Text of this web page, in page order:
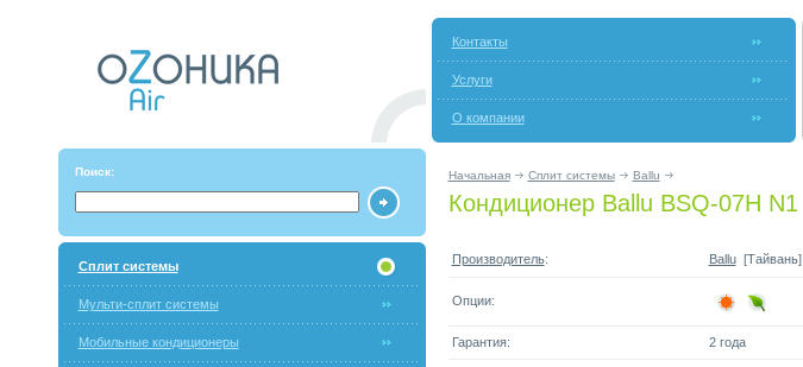
Контакты
Услуги
О компании
Поиск: Начальная Сплит системы Ballu
Кондиционер Ballu BSQ-07H N1
Сплит системы
Мульти-сплит системы
Мобильные кондиционеры
Производитель: Ballu[Тайвань]
Опции:
Гарантия: 2 года